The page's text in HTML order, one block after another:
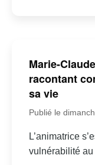
Marie-
racontant
sa vie
Publié le
L’animatrice
vulnérabilité